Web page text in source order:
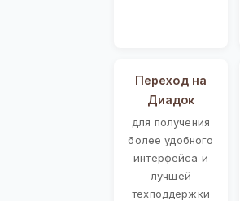
Переход на
Диадок
для получения
более удобного
интерфейса и
лучшей
техподдержки